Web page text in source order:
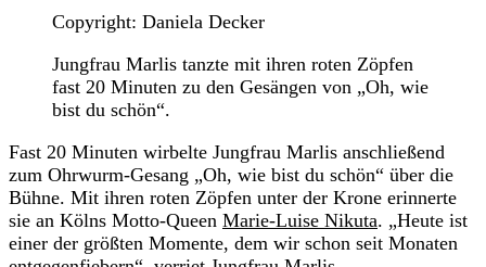
Copyright: Daniela Decker
Jungfrau Marlis tanzte mit ihren roten Zöpfen
fast 20 Minuten zu den Gesängen von „Oh, wie
bist du schön“.
Fast 20 Minuten wirbelte Jungfrau Marlis anschließend
zum Ohrwurm-Gesang „Oh, wie bist du schön“ über die
Bühne. Mit ihren roten Zöpfen unter der Krone erinnerte
sie an Kölns Motto-Queen Marie-Luise Nikuta. „Heute ist
einer der größten Momente, dem wir schon seit Monaten